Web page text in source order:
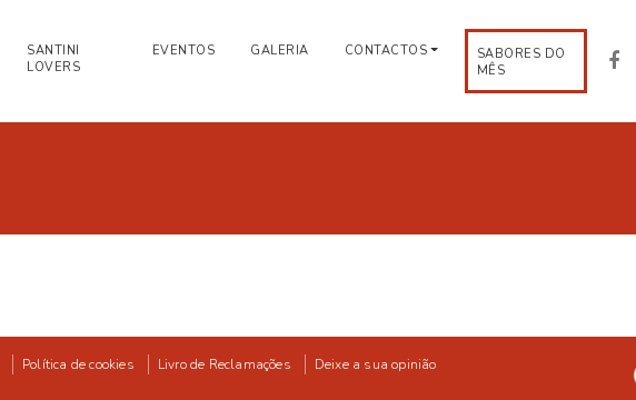
SANTINI
LOVERS
EVENTOS GALERIA CONTACTOS
SABORES DO
MÊS
Política de cookies Livro de Reclamações Deixe a sua opinião